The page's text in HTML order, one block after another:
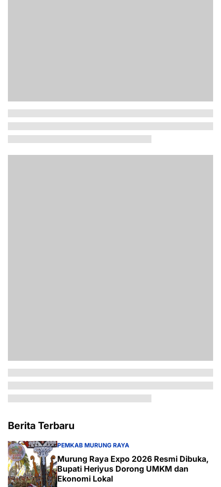
Berita Terbaru
PEMKAB MURUNG RAYA
Murung Raya Expo 2026 Resmi Dibuka,
Bupati Heriyus Dorong UMKM dan
Ekonomi Lokal